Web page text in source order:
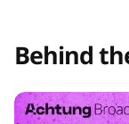
Behind